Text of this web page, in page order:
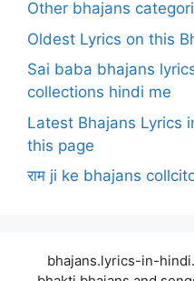
Other bhajans
Oldest Lyrics on this
Sai baba bhajans
collections hindi me
Latest Bhajans Lyrics
this page
राम ji ke bhajans
bhajans.lyrics-in-